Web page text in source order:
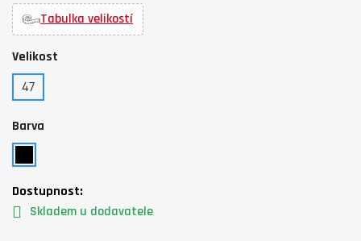
Tabulka velikostí
Velikost
47
Barva
Dostupnost:
Skladem u dodavatele